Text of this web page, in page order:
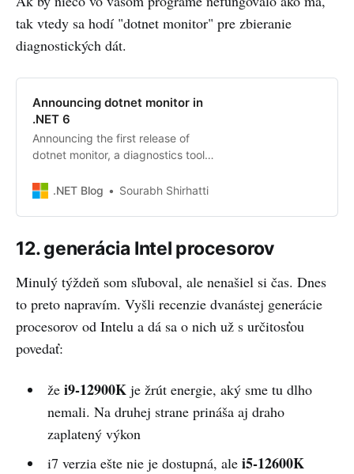
tak vtedy sa hodí "dotnet monitor" pre zbieranie
diagnostických dát.
Announcing dotnet monitor in
.NET 6
Announcing the first release of
dotnet monitor, a diagnostics tool
first supported release as a part of
.NET Blog Sourabh Shirhatti
12. generácia Intel procesorov
Minulý týždeň som sľuboval, ale nenašiel si čas. Dnes
to preto napravím. Vyšli recenzie dvanástej generácie
procesorov od Intelu a dá sa o nich už s určitosťou
povedať:
že i9-12900Kje žrút energie, aký sme tu dlho
nemali. Na druhej strane prináša aj draho
zaplatený výkon
i7 verzia ešte nie je dostupná, ale i5-12600K